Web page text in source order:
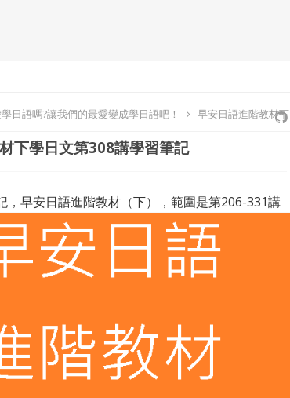
日語嗎?讓我們的最愛變成學日語吧！ 早安日語進階教材下
下學日文第308講學習筆記
，早安日語進階教材（下），範圍是第206-331講